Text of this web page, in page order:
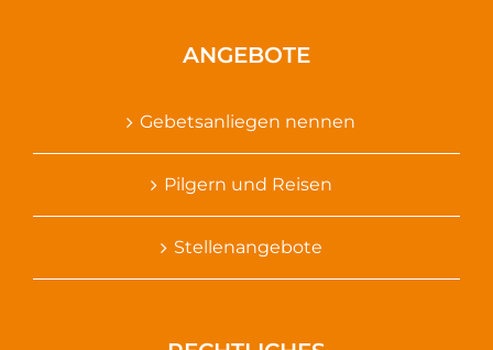
ANGEBOTE
Gebetsanliegen nennen
Pilgern und Reisen
Stellenangebote